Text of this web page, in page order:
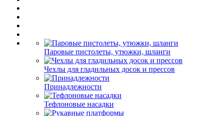
Паровые пистолеты, утюжки, шланги
Чехлы для гладильных досок и прессов
Принадлежности
Тефлоновые насадки